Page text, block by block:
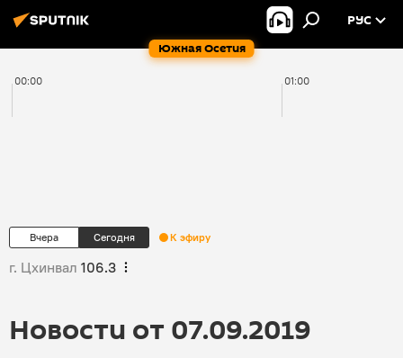
Южная Осетия
РУС
00:00 01:00
Вчера Сегодня К эфиру
г. Цхинвал 106.3
Новости от 07.09.2019